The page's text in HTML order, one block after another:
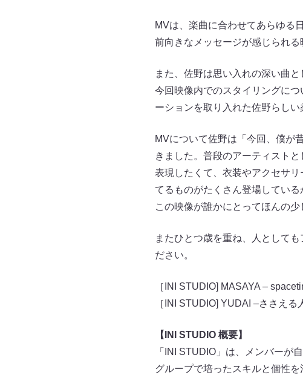
MVは、楽曲に合わせてあらゆる
前向きなメッセージが感じられる
また、佐野は思い入れの深い曲
今回映像内でのスタイリングに
ーションを取り入れた佐野らし
MVについて佐野は「今回、僕が
きました。普段のアーティスト
表現したくて、衣装やアクセサ
てるものがたくさん登場してい
この映像が誰かにとってほんの
またひとつ歳を重ね、人として
ださい。
［INI STUDIO] MASAYA –
［INI STUDIO] YUDAI –ささえる
【INI STUDIO 概要】
「INI STUDIO」は、メンバーが
グループで培ったスキルと個性